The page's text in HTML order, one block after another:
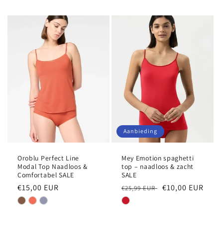
Oroblu Perfect Line
Modal Top Naadloos &
Comfortabel SALE
Normale
prijs
€15,00 EUR
Aanbieding
Mey Emotion spaghetti
top – naadloos & zacht
SALE
Normale
prijs
€25,99 EUR €10,00 EUR